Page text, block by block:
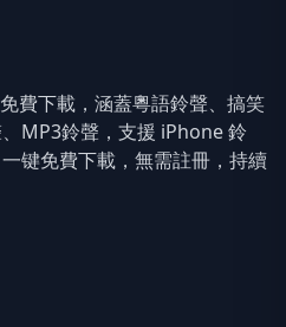
費下載，涵蓋粵語鈴聲、搞笑
MP3鈴聲，支援 iPhone 鈴
键免費下載，無需註冊，持續